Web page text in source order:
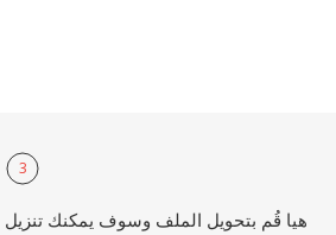
3
هيا قُم بتحويل الملف وسوف يمكنك تنزيل